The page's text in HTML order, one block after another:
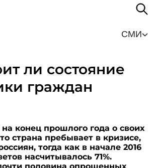
СМИ
ли состояние
граждан
конец прошлого года о своих
страна пребывает в кризисе,
тогда как в начале 2016
насчитывалось 71%.